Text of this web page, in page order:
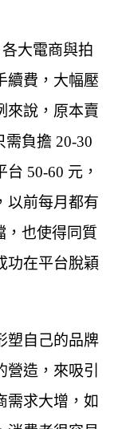
大電商與拍
續費，大幅壓
來說，原本賣
需負擔 20-30
50-60 元，
以前每月都有
，也使得同質
功在平台脫穎
塑自己的品牌
造，來吸引
需求大增，如